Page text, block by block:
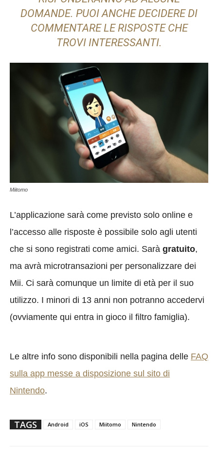
DOMANDE. PUOI ANCHE DECIDERE DI
COMMENTARE LE RISPOSTE CHE
TROVI INTERESSANTI.
Miitomo
L’applicazione sarà come previsto solo online e
l’accesso alle risposte è possibile solo agli utenti
che si sono registrati come amici. Sarà gratuito,
ma avrà microtransazioni per personalizzare dei
Mii. Ci sarà comunque un limite di età per il suo
utilizzo. I minori di 13 anni non potranno accedervi
(ovviamente qui entra in gioco il filtro famiglia).
Le altre info sono disponibili nella pagina delle FAQ
sulla app messe a disposizione sul sito di
Nintendo.
TAGS Android iOS Miitomo Nintendo